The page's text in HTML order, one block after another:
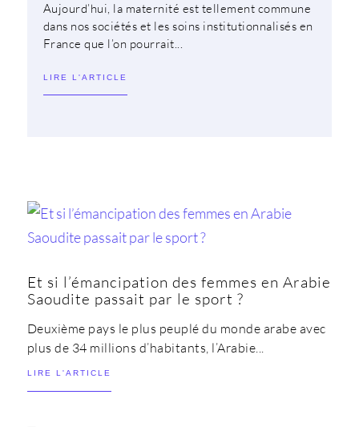
Aujourd’hui, la maternité est tellement commune
dans nos sociétés et les soins institutionnalisés en
France que l’on pourrait...
LIRE L'ARTICLE
Et si l’émancipation des femmes en Arabie
Saoudite passait par le sport ?
Deuxième pays le plus peuplé du monde arabe avec
plus de 34 millions d’habitants, l’Arabie...
LIRE L'ARTICLE